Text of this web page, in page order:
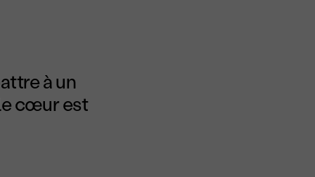
à un
cœur est